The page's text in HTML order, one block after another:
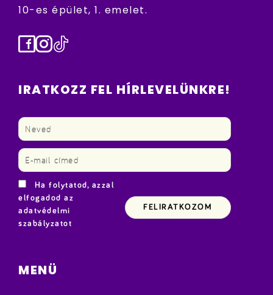
10-es épület, 1. emelet.
Facebook
Instagram
TikTok
IRATKOZZ FEL HÍRLEVELÜNKRE!
Ha folytatod, azzal
elfogadod az
adatvédelmi
szabályzatot
MENÜ